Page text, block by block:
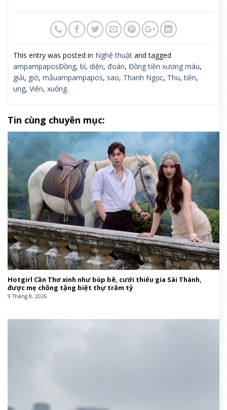
This entry was posted in Nghệ thuật and tagged
ampampaposĐồng, bí, diện, đoán, Đồng tiền xương máu,
giải, giờ, mẫuampampapos, sao, Thanh Ngọc, Thu,tiền,
ung, Viên, xuống.
Tin cùng chuyên mục:
Hotgirl Cần Thơ xinh như búp bê, cưới thiếu gia Sài Thành,
được mẹ chồng tặng biệt thự trăm tỷ
9 Tháng 8, 2026